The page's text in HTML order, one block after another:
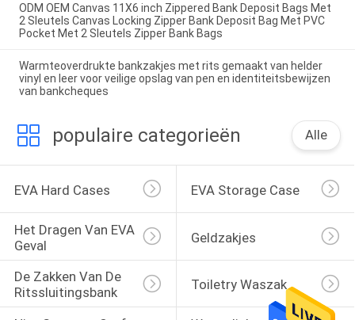
ODM OEM Canvas 11X6 inch Zippered Bank Deposit Bags Met
2 Sleutels Canvas Locking Zipper Bank Deposit Bag Met PVC
Pocket Met 2 Sleutels Zipper Bank Bags
Warmteoverdrukte bankzakjes met rits gemaakt van helder
vinyl en leer voor veilige opslag van pen en identiteitsbewijzen
van bankcheques
populaire categorieën Alle
EVA Hard Cases EVA Storage Case
Het Dragen Van EVA
Geval
Geldzakjes
De Zakken Van De
Ritssluitingsbank
Toiletry Waszak